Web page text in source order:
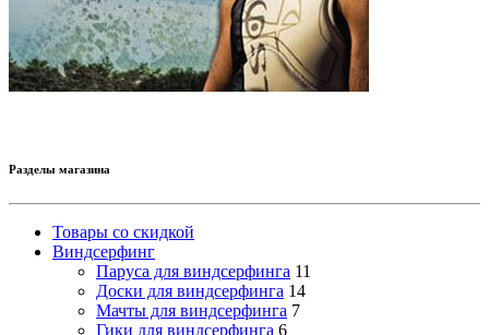
Разделы магазина
Товары со скидкой
Виндсерфинг
Паруса для виндсерфинга 11
Доски для виндсерфинга 14
Мачты для виндсерфинга 7
Гики для виндсерфинга 6